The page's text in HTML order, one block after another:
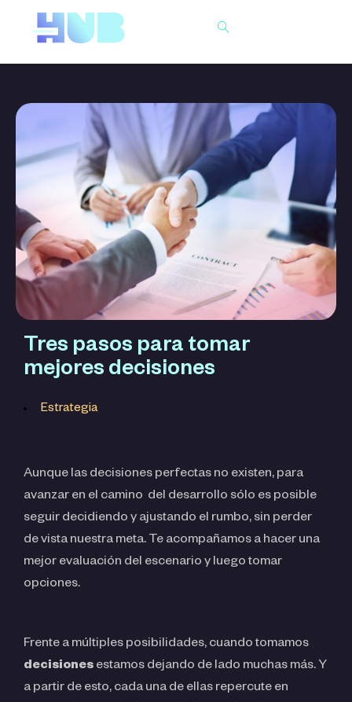
Tres pasos para tomar
mejores decisiones
Estrategia
Aunque las decisiones perfectas no existen, para
avanzar en el camino del desarrollo sólo es posible
seguir decidiendo y ajustando el rumbo, sin perder
de vista nuestra meta. Te acompañamos a hacer una
mejor evaluación del escenario y luego tomar
opciones.
Frente a múltiples posibilidades, cuando tomamos
decisiones estamos dejando de lado muchas más. Y
a partir de esto, cada una de ellas repercute en